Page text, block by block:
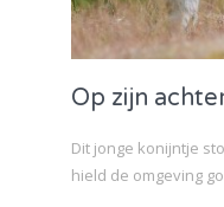
Op zijn
Dit jonge konijntje
hield de omgeving